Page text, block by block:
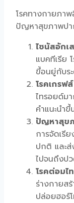
โรคทางกายภา
ปัญหาสุขภาพปา
ไซนัสอักเ
แบคทีเรีย
ขึ้อนยู่กับร
โรคเกรฟส์
ไทรอยด์ม
คำแนะนำ
ปัญหาสุข
การจัดเรี
ปกติ และ
ไปจนถึงป
โรคต่อมไ
ร่างกายส
ปล่อยฮอร์